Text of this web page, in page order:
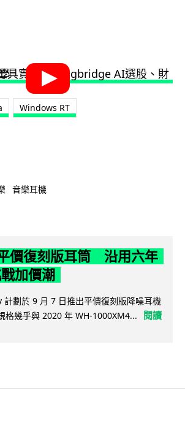
Windows RT
音樂耳機
價復刻版耳筒 沿用六年
加價潮
計劃於 9 月 7 日推出平價復刻版降噪耳機
格幾乎與 2020 年 WH-1000XM4...
閱讀